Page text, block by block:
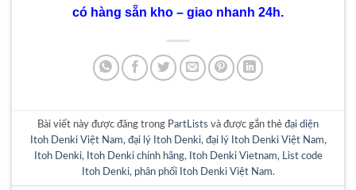
có hàng sẵn kho – giao nhanh 24h.
Bài viết này được đăng trong PartLists và được gắn thẻ đại diện
Itoh Denki Việt Nam, đại lý Itoh Denki, đại lý Itoh Denki Việt Nam,
Itoh Denki, Itoh Denki chính hãng, Itoh Denki Vietnam,
List code
Itoh Denki, phân phối Itoh Denki Việt Nam.